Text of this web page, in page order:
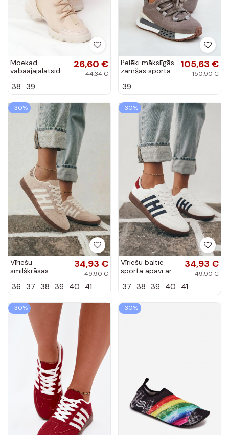
Moekad
vabaajajalatsid
This Way
26,60 €
44,34 €
38 39
Pelēki mākslīgās
zamšas sporta
platformu un
Artiker 54C1463
105,63 €
150,90 €
39
-30%
Vīriešu
smilškrāsas
siksnām Chrissy
34,93 €
49,90 €
36 37 38 39 40 41
-30%
Vīriešu baltie
sporta apavi ar
34,93 €
49,90 €
37 38 39 40 41
-30% -30%